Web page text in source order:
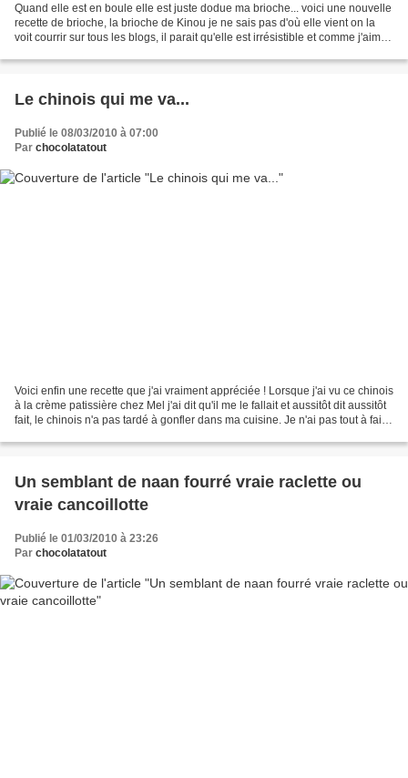
Quand elle est en boule elle est juste dodue ma brioche... voici une nouvelle
recette de brioche, la brioche de Kinou je ne sais pas d'où elle vient on la
voit courrir sur tous les blogs, il parait qu'elle est irrésistible et comme j'aime
Le chinois qui me va...
Publié le 08/03/2010 à 07:00
Par chocolatatout
Voici enfin une recette que j'ai vraiment appréciée ! Lorsque j'ai vu ce chinois
à la crème patissière chez Mel j'ai dit qu'il me le fallait et aussitôt dit aussitôt
fait, le chinois n'a pas tardé à gonfler dans ma cuisine. Je n'ai pas tout à fait
Un semblant de naan fourré vraie raclette ou
vraie cancoillotte
Publié le 01/03/2010 à 23:26
Par chocolatatout